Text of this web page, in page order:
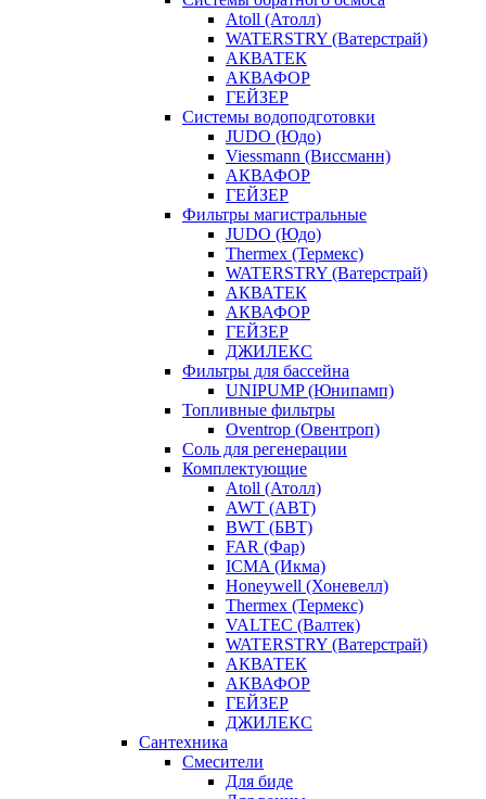
Atoll (Атолл)
WATERSTRY (Ватерстрай)
АКВАТЕК
АКВАФОР
ГЕЙЗЕР
Системы водоподготовки
JUDO (Юдо)
Viessmann (Виссманн)
АКВАФОР
ГЕЙЗЕР
Фильтры магистральные
JUDO (Юдо)
Thermex (Термекс)
WATERSTRY (Ватерстрай)
АКВАТЕК
АКВАФОР
ГЕЙЗЕР
ДЖИЛЕКС
Фильтры для бассейна
UNIPUMP (Юнипамп)
Топливные фильтры
Oventrop (Овентроп)
Соль для регенерации
Комплектующие
Atoll (Атолл)
AWT (АВТ)
BWT (БВТ)
FAR (Фар)
ICMA (Икма)
Honeywell (Хоневелл)
Thermex (Термекс)
VALTEC (Валтек)
WATERSTRY (Ватерстрай)
АКВАТЕК
АКВАФОР
ГЕЙЗЕР
ДЖИЛЕКС
Сантехника
Смесители
Для биде